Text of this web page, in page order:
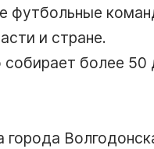
футбольные
и стране.
более 50